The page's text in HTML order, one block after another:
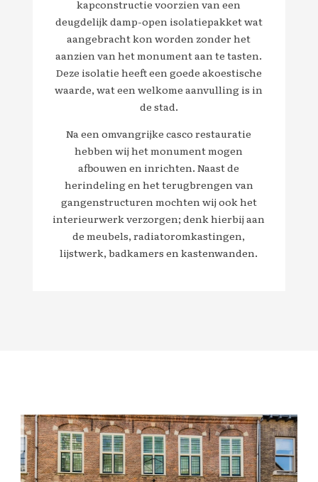
kapconstructie voorzien van een
deugdelijk damp-open isolatiepakket wat
aangebracht kon worden zonder het
aanzien van het monument aan te tasten.
Deze isolatie heeft een goede akoestische
waarde, wat een welkome aanvulling is in
de stad.
Na een omvangrijke casco restauratie
hebben wij het monument mogen
afbouwen en inrichten. Naast de
herindeling en het terugbrengen van
gangenstructuren mochten wij ook het
interieurwerk verzorgen; denk hierbij aan
de meubels, radiatoromkastingen,
lijstwerk, badkamers en kastenwanden.